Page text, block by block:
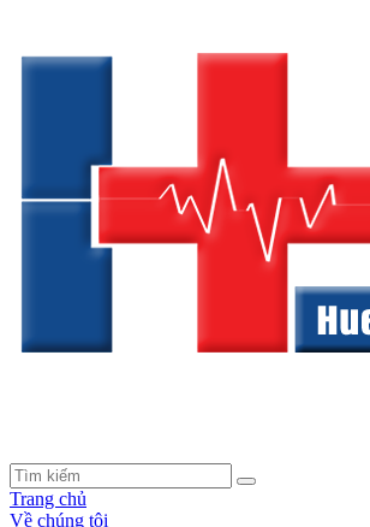
Trang chủ
Về chúng tôi